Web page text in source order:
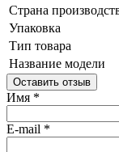
Страна
Упаковка
Тип товара
Название модели
Оставить отзыв
Имя *
E-mail *